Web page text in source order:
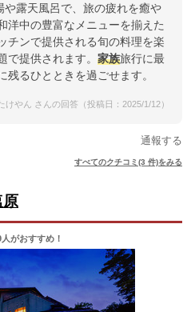
露天風呂で、旅の疲れを癒や
洋中の豊富なメニューを揃えた
チンで提供される旬の料理を楽
で提供されます。 家族旅行に最
るひとときを過ごせます。
けやん さんの回答（投稿日：2025/1/12）
通報する
すべてのクチコミ(3 件)をみる
原
がおすすめ！